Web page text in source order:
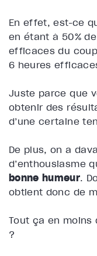
En effet, est-ce
en étant à 50%
efficaces du
6 heures
Juste parce que
obtenir des
d’une certaine
De plus, on a
d’enthousiasme
bonne humeur.
obtient donc de
Tout ça en moins
?